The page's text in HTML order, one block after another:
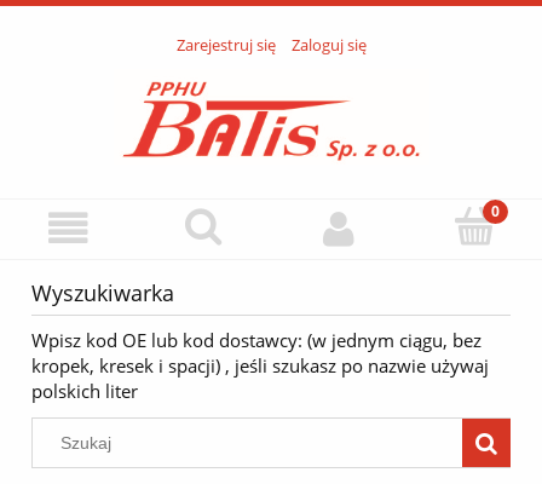
Zarejestruj się Zaloguj się
Wyszukiwarka
Wpisz kod OE lub kod dostawcy: (w jednym ciągu, bez
kropek, kresek i spacji) , jeśli szukasz po nazwie używaj
polskich liter